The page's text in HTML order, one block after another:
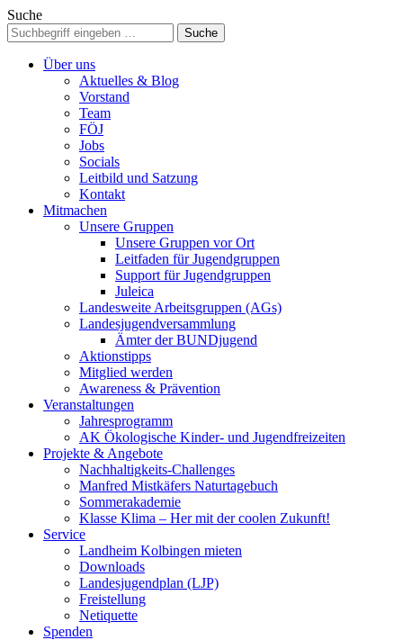
Suche
Über uns
Aktuelles & Blog
Vorstand
Team
FÖJ
Jobs
Socials
Leitbild und Satzung
Kontakt
Mitmachen
Unsere Gruppen
Unsere Gruppen vor Ort
Leitfaden für Jugendgruppen
Support für Jugendgruppen
Juleica
Landesweite Arbeitsgruppen (AGs)
Landesjugendversammlung
Ämter der BUNDjugend
Aktionstipps
Mitglied werden
Awareness & Prävention
Veranstaltungen
Jahresprogramm
AK Ökologische Kinder- und Jugendfreizeiten
Projekte & Angebote
Nachhaltigkeits-Challenges
Manfred Mistkäfers Naturtagebuch
Sommerakademie
Klasse Klima – Her mit der coolen Zukunft!
Service
Landheim Kolbingen mieten
Downloads
Landesjugendplan (LJP)
Freistellung
Netiquette
Spenden